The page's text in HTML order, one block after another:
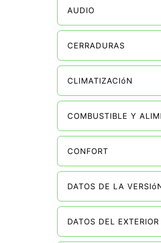
AUDIO
CERRADURAS
CLIMATIZACIóN
COMBUSTIBLE Y
CONFORT
DATOS DE LA
DATOS DEL EXTERIOR